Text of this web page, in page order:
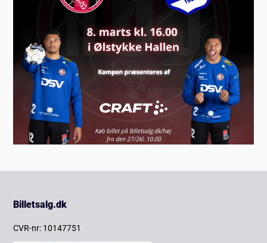
Billetsalg.dk
CVR-nr: 10147751